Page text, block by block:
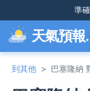
準
天氣預報.
到其他 > 巴塞隆納